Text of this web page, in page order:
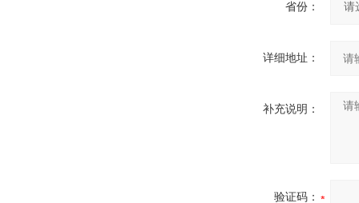
省份：
详细地址：
补充说明：
验证码：